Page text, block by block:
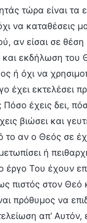
τώρα είναι τα
να καταθέσεις
αν είσαι σε θέση
και εκδήλωση του
ή όχι να
έχει εκτελέσει
έχεις δει,
βιώσει και
το αν ο Θεός σε
ή
έργο Του έχουν
πιστός στον Θεό
πρόθυμος να
απ’ Αυτόν,